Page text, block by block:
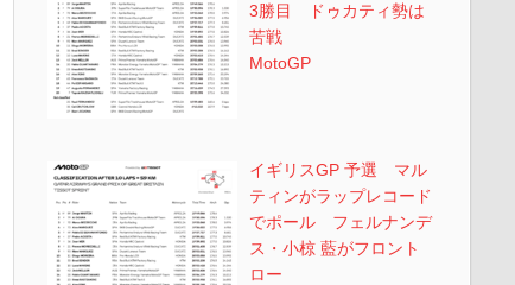
3勝目 ドゥカティ勢は
苦戦
MotoGP
イギリスGP 予選 マル
ティンがラップレコード
でポール フェルナンデ
ス・小椋 藍がフロント
ロー